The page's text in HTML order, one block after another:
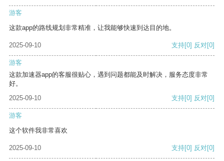
游客
这款app的路线规划非常精准，让我能够快速到达目的地。
2025-09-10 支持[0] 反对[0]
游客
这款加速器app的客服很贴心，遇到问题都能及时解决，服务态度非常
好。
2025-09-10
支持[0] 反对[0]
游客
这个软件我非常喜欢
2025-09-10 支持[0] 反对[0]